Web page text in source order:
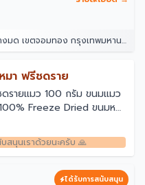
ขตจอมทอง กรุงเทพมหานคร 10150
มา ฟรีชดราย
ดรายแมว 100 กรัม ขนมแมว
Freeze Dried ขนมหมา
ปรตีน กลิ่นหอม ผสมกับมื้อ
ลี้ยง
สนุนเราด้วยนะครับ 🙏
ได้รับการสนับสนุน